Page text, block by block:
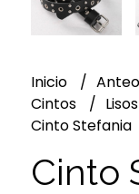
Inicio
Cintos
Cinto Stefania
Cinto